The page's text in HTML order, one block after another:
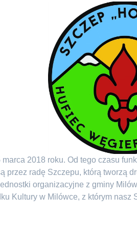
marca 2018 roku. Od tego czasu
przez radę Szczepu, którą tworzą
organizacyjne z gminy
Kultury w Milówce, z którym nasz